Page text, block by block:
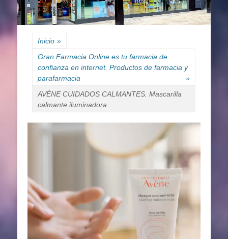
Inicio »
Gran Farmacia Online es tu farmacia de
confianza en internet. Productos de farmacia y
parafarmacia
»
AVÈNE CUIDADOS CALMANTES. Mascarilla
calmante iluminadora